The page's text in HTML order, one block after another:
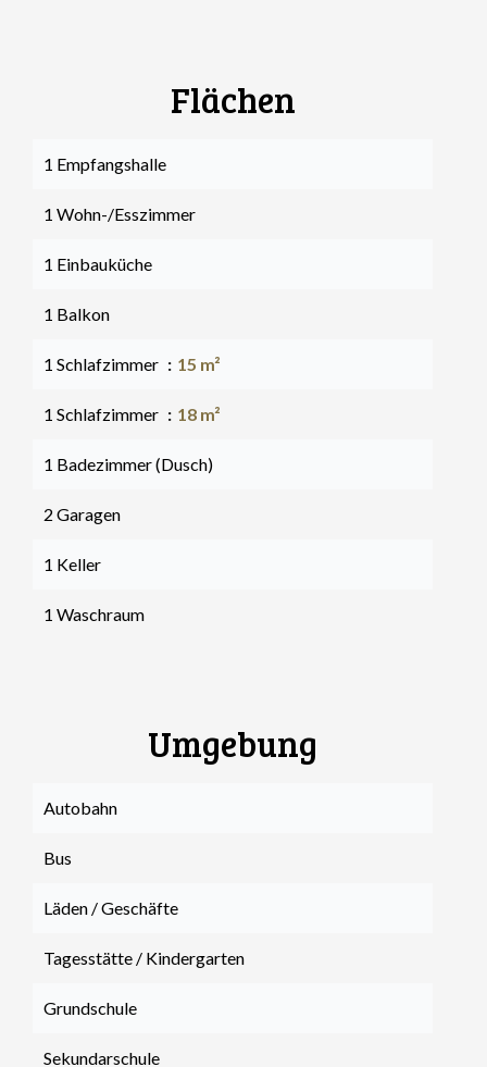
Flächen
1 Empfangshalle
1 Wohn-/Esszimmer
1 Einbauküche
1 Balkon
1 Schlafzimmer 15 m²
1 Schlafzimmer 18 m²
1 Badezimmer (Dusch)
2 Garagen
1 Keller
1 Waschraum
Umgebung
Autobahn
Bus
Läden / Geschäfte
Tagesstätte / Kindergarten
Grundschule
Sekundarschule